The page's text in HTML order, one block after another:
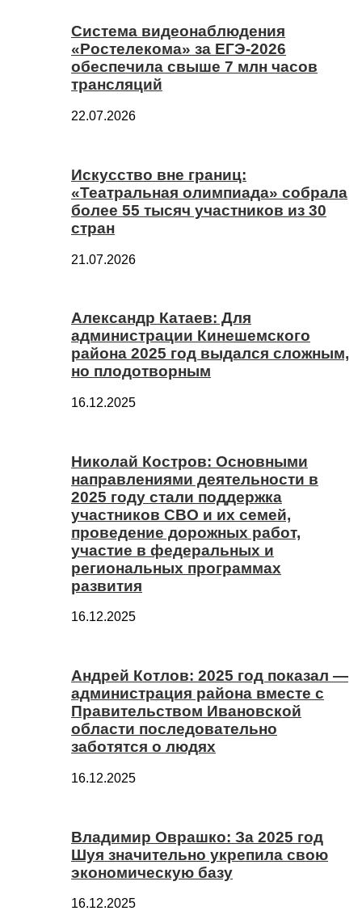
Система видеонаблюдения
«Ростелекома» за ЕГЭ-2026
обеспечила свыше 7 млн часов
трансляций
22.07.2026
Искусство вне границ:
«Театральная олимпиада» собрала
более 55 тысяч участников из 30
стран
21.07.2026
Александр Катаев: Для
администрации Кинешемского
района 2025 год выдался сложным,
но плодотворным
16.12.2025
Николай Костров: Основными
направлениями деятельности в
2025 году стали поддержка
участников СВО и их семей,
проведение дорожных работ,
участие в федеральных и
региональных программах
развития
16.12.2025
Андрей Котлов: 2025 год показал —
администрация района вместе с
Правительством Ивановской
области последовательно
заботятся о людях
16.12.2025
Владимир Оврашко: За 2025 год
Шуя значительно укрепила свою
экономическую базу
16.12.2025